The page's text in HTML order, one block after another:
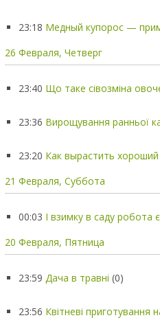
23:18 Медный купорос —
26 Февраля, Четверг
23:40 Що таке сівозміна
23:36 Вирощування ранньої
23:20 Как вырастить
21 Февраля, Суббота
00:03 І взимку в саду робота є
20 Февраля, Пятница
23:59 Дача в травні (0)
23:56 Квітневі приготування